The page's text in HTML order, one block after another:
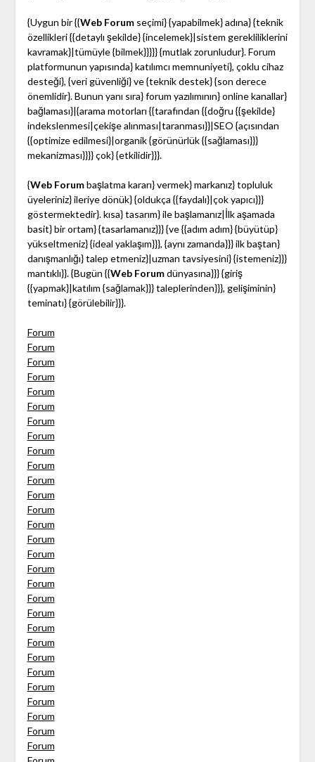
{Uygun bir {{Web Forumseçimi} {yapabilmek} adına} {teknik
özellikleri {{detaylı şekilde} {incelemek}|sistem gerekliliklerini
kavramak}|tümüyle {bilmek}}}}} {mutlak zorunludur}. Forum
platformunun yapısında} katılımcı memnuniyeti}, çoklu cihaz
desteği}, {veri güvenliği} ve {teknik destek} {son derece
önemlidir}. Bunun yanı sıra} forum yazılımının} online kanallar}
bağlaması}|{arama motorları {{tarafından {{doğru {{şekilde}
indekslenmesi|çekişe alınması|taranması}}|SEO {açısından
{{optimize edilmesi}|organik {görünürlük {{sağlaması}}}
mekanizması}}}} çok} {etkilidir}}}.
{Web Forumbaşlatma kararı} vermek} markanız} topluluk
üyeleriniz} ileriye dönük} {oldukça {{faydalı}|çok yapıcı}}}
göstermektedir}. kısa} tasarım} ile başlamanız|İlk aşamada
basit} bir ortam} {tasarlamanız}}} {ve {{adım adım} {büyütüp}
yükseltmeniz} {ideal yaklaşım}}}, {aynı zamanda}}} ilk baştan}
danışmanlığı} talep etmeniz}|uzman tavsiyesini} {istemeniz}}}
mantıklı}}. {Bugün {{Web Forumdünyasına}}} {giriş
{{yapmak}|katılım {sağlamak}}} taleplerinden}}}, gelişiminin}
teminatı} {görülebilir}}}.
Forum
Forum
Forum
Forum
Forum
Forum
Forum
Forum
Forum
Forum
Forum
Forum
Forum
Forum
Forum
Forum
Forum
Forum
Forum
Forum
Forum
Forum
Forum
Forum
Forum
Forum
Forum
Forum
Forum